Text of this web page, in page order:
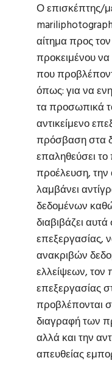
Ο επισκέπτης/
αίτημα προς
προκειμένου
που
όπως: για να
τα προσωπικά
αντικείμενο
πρόσβαση στα
επαληθεύσει
προέλευση, την
λαμβάνει
δεδομένων
διαβιβάζει
επεξεργασίας,
ανακριβών
ελλείψεων, τον
επεξεργασίας
προβλέπονται
διαγραφή των
αλλά και την
απευθείας